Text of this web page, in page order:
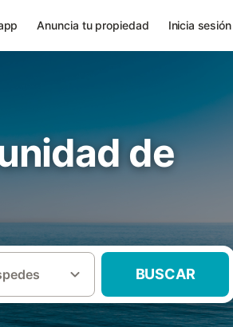
Anuncia tu propiedad Inicia sesión
de
BUSCAR